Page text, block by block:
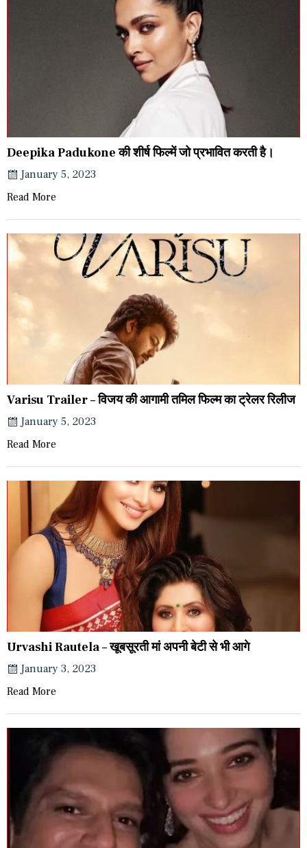
Deepika Padukone की शीर्ष फिल्में जो प्रभावित करती है।
January 5, 2023
Read More
Varisu Trailer – विजय की आगामी तमिल फिल्म का ट्रेलर रिलीज
January 5, 2023
Read More
Urvashi Rautela – खूबसूरती मां अपनी बेटी से भी आगे
January 3, 2023
Read More